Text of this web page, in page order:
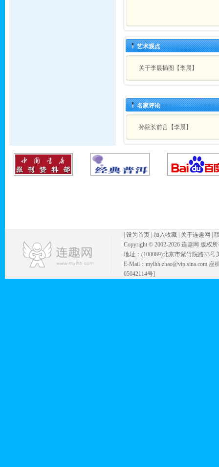
艺术观点
关于李晨插图【李晨】
名家评论
孙院长前言【李晨】
设为首页 加入收藏 关于连趣网
Copyright © 2002-2026 连趣网 版权
地址：(100089)北京市紫竹院路33号
E-Mail：mylhh.zhao@vip.sina.com
05042114号]